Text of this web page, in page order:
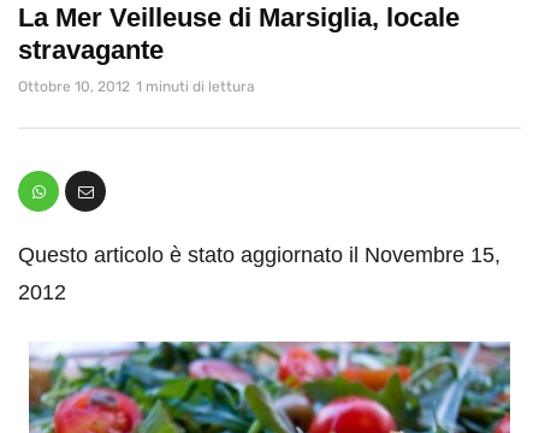
La Mer Veilleuse di Marsiglia, locale
stravagante
Ottobre 10, 2012 1 minuti di lettura
Questo articolo è stato aggiornato il Novembre 15,
2012